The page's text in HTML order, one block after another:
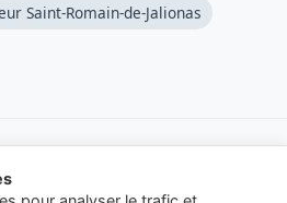
Saint-Romain-de-Jalionas
Branches.fr - Service de mise en